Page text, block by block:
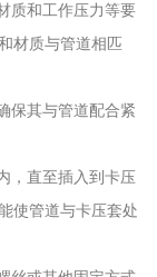
和工作压力等要
材质与管道相匹
其与管道配合紧
直至插入到卡压
使管道与卡压套处